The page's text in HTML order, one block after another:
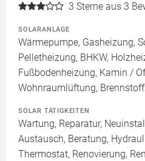
3 Sterne aus 3
SOLARANLAGE
Wärmepumpe, Gasheizung,
Pelletheizung, BHKW,
Fußbodenheizung, Kamin /
Wohnraumlüftung,
SOLAR TÄTIGKEITEN
Wartung, Reparatur,
Austausch, Beratung,
Thermostat, Renovierung,